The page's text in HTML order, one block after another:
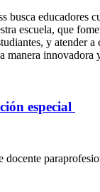
busca educadores
escuela, que
y atender
manera innovadora
especial
docente